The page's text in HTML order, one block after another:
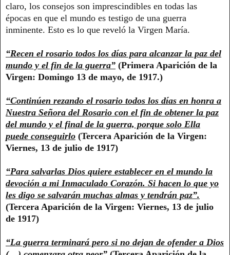
claro, los consejos son imprescindibles en todas las
épocas en que el mundo es testigo de una guerra
inminente. Esto es lo que reveló la Virgen María.
“Recen el rosario todos los días para alcanzar la paz del
mundo y el fin de la guerra” (Primera Aparición de la
Virgen: Domingo 13 de mayo, de 1917.)
“Continúen rezando el rosario todos los días en honra a
Nuestra Señora del Rosario con el fin de obtener la paz
del mundo y el final de la guerra, porque solo Ella
puede conseguirlo (Tercera Aparición de la Virgen:
Viernes, 13 de julio de 1917)
“Para salvarlas Dios quiere establecer en el mundo la
devoción a mi Inmaculado Corazón. Si hacen lo que yo
les digo se salvarán muchas almas y tendrán paz”.
(Tercera Aparición de la Virgen: Viernes, 13 de julio
de 1917)
“La guerra terminará pero si no dejan de ofender a Dios